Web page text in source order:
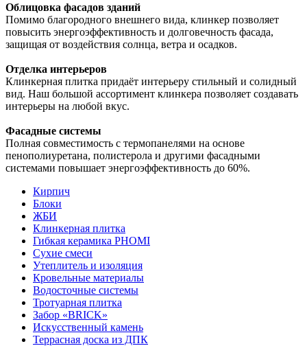
Облицовка фасадов зданий
Помимо благородного внешнего вида, клинкер позволяет
повысить энергоэффективность и долговечность фасада,
защищая от воздействия солнца, ветра и осадков.
Отделка интерьеров
Клинкерная плитка придаёт интерьеру стильный и солидный
вид. Наш большой ассортимент клинкера позволяет создавать
интерьеры на любой вкус.
Фасадные системы
Полная совместимость с термопанелями на основе
пенополиуретана, полистерола и другими фасадными
системами повышает энергоэффективность до 60%.
Кирпич
Блоки
ЖБИ
Клинкерная плитка
Гибкая керамика PHOMI
Сухие смеси
Утеплитель и изоляция
Кровельные материалы
Водосточные системы
Тротуарная плитка
Забор «‎BRICK»‎
Искусственный камень
Террасная доска из ДПК